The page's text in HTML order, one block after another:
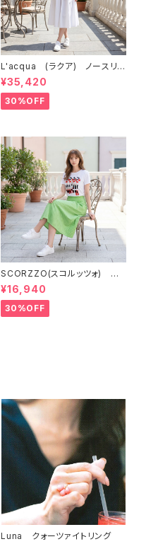
L'acqua (ラクア) ノースリ
ーブ・ワンピース LN361OP
¥35,420
30%OFF
SCORZZO(スコルッツォ) 刺
繡入りTシャツ RZ651TS
¥16,940
30%OFF
Luna クォーツァイトリング